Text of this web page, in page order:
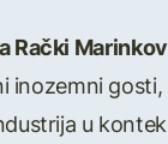
Rački
inozemni gosti,
u